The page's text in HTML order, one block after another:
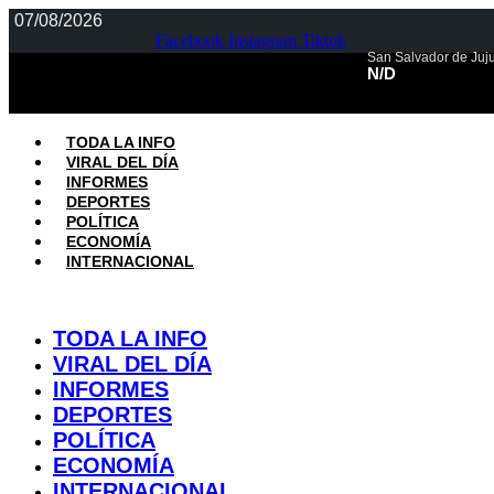
Ir
contenido
07/08/2026
Facebook Instagram Tiktok
San Salvador de
N/D
TODA LA INFO
VIRAL DEL DÍA
INFORMES
DEPORTES
POLÍTICA
ECONOMÍA
INTERNACIONAL
TODA LA INFO
VIRAL DEL DÍA
INFORMES
DEPORTES
POLÍTICA
ECONOMÍA